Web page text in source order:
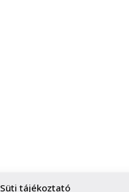
Süti tájékoztató